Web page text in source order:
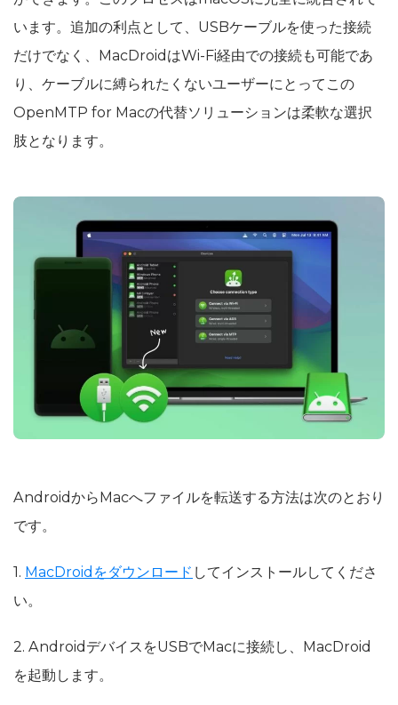
います。追加の利点として、USBケーブルを使った接続
だけでなく、MacDroidはWi-Fi経由での接続も可能であ
り、ケーブルに縛られたくないユーザーにとってこの
OpenMTP for Macの代替ソリューションは柔軟な選択
肢となります。
AndroidからMacへファイルを転送する方法は次のとおり
です。
1. MacDroidをダウンロード してインストールしてくださ
い。
2. AndroidデバイスをUSBでMacに接続し、MacDroid
を起動します。